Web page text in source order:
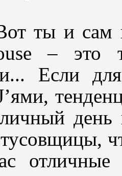
ты и сам
– это
... Если
’ями,
день
отличные